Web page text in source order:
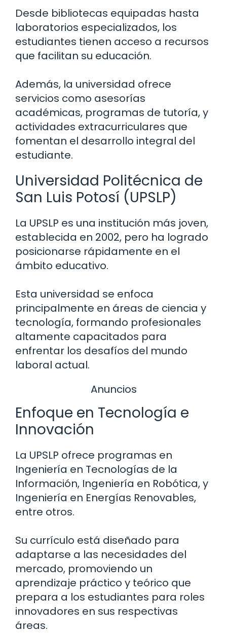
Desde bibliotecas equipadas hasta
laboratorios especializados, los
estudiantes tienen acceso a recursos
que facilitan su educación.
Además, la universidad ofrece
servicios como asesorías
académicas, programas de tutoría, y
actividades extracurriculares que
fomentan el desarrollo integral del
estudiante.
Universidad Politécnica de
San Luis Potosí (UPSLP)
La UPSLP es una institución más joven,
establecida en 2002, pero ha logrado
posicionarse rápidamente en el
ámbito educativo.
Esta universidad se enfoca
principalmente en áreas de ciencia y
tecnología, formando profesionales
altamente capacitados para
enfrentar los desafíos del mundo
laboral actual.
Anuncios
Enfoque en Tecnología e
Innovación
La UPSLP ofrece programas en
Ingeniería en Tecnologías de la
Información, Ingeniería en Robótica, y
Ingeniería en Energías Renovables,
entre otros.
Su currículo está diseñado para
adaptarse a las necesidades del
mercado, promoviendo un
aprendizaje práctico y teórico que
prepara a los estudiantes para roles
innovadores en sus respectivas
áreas.